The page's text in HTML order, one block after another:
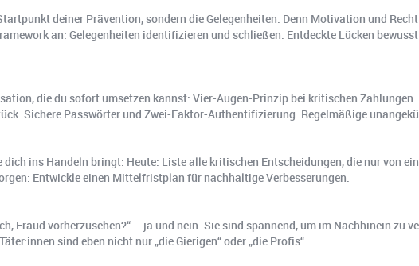
deiner Prävention, sondern die Gelegenheiten. Denn Motivation und
an: Gelegenheiten identifizieren und schließen. Entdeckte Lücken
die du sofort umsetzen kannst: Vier-Augen-Prinzip bei kritischen
Sichere Passwörter und Zwei-Faktor-Authentifizierung. Regelmäßige
ins Handeln bringt: Heute: Liste alle kritischen Entscheidungen, die nur von
Entwickle einen Mittelfristplan für nachhaltige Verbesserungen.
Fraud vorherzusehen?“ – ja und nein. Sie sind spannend, um im Nachhinein zu
sind eben nicht nur „die Gierigen“ oder „die Profis“.